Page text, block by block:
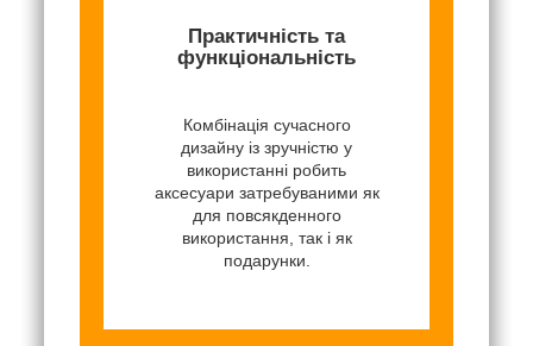
Практичність та
функціональність
Комбінація сучасного
дизайну із зручністю у
використанні робить
аксесуари затребуваними як
для повсякденного
використання, так і як
подарунки.